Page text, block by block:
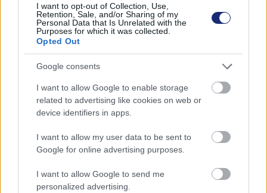
I want to opt-out of Collection, Use,
Retention, Sale, and/or Sharing of my
Personal Data that Is Unrelated with the
Purposes for which it was collected.
Opted Out
Google consents
I want to allow Google to enable storage
related to advertising like cookies on web or
device identifiers in apps.
I want to allow my user data to be sent to
Google for online advertising purposes.
I want to allow Google to send me
personalized advertising.
Így védik az elektromos bringát
a tolvajoktól
Andersen Dávid|2022 május 26. 17:38
Jönnek a riasztóval és nyomkövetővel